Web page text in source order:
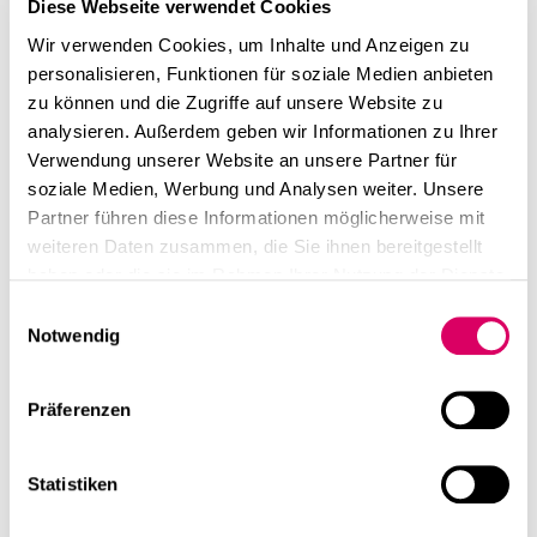
Diese Webseite verwendet Cookies
Wir verwenden Cookies, um Inhalte und Anzeigen zu
personalisieren, Funktionen für soziale Medien anbieten
zu können und die Zugriffe auf unsere Website zu
analysieren. Außerdem geben wir Informationen zu Ihrer
Verwendung unserer Website an unsere Partner für
soziale Medien, Werbung und Analysen weiter. Unsere
Partner führen diese Informationen möglicherweise mit
weiteren Daten zusammen, die Sie ihnen bereitgestellt
Notwendig
Präferenzen
Statistiken
haben wird – und inwiefern er sich mit diesem
identifizieren kann. Denn für viele Unternehmer ist das
Büro heute mehr als eine Produktionsstätte. Es ist eine
Plattform, auf der sie sich verwirklichen können“, sagt
Tschörtner.
Nach den Worten des Experten entsteht ein
planerische Auseinandersetzung mit den
müssen analysiert, Alleinstellungsmerkmale identifiziert